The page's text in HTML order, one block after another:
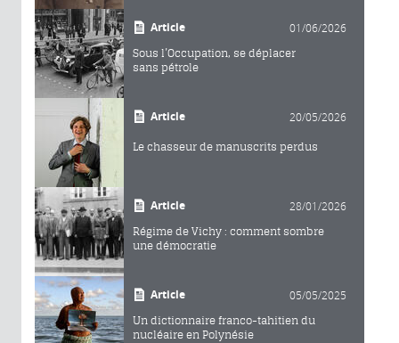
Article 01/06/2026
Sous l’Occupation, se déplacer
sans pétrole
Article 20/05/2026
Le chasseur de manuscrits perdus
Article 28/01/2026
Régime de Vichy : comment sombre
une démocratie
Article 05/05/2025
Un dictionnaire franco-tahitien du
nucléaire en Polynésie